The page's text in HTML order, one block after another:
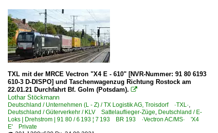
TXL mit der MRCE Vectron "X4 E - 610" [NVR-Nummer: 91 80 6193
610-3 D-DISPO] und Taschenwagenzug Richtung Rostock am
22.01.21 Durchfahrt Bf. Golm (Potsdam). 
Lothar Stöckmann
Deutschland / Unternehmen (L - Z) / TX Logistik AG, Troisdorf ·TXL·,
Deutschland / Güterverkehr / KLV Sattelauflieger-Züge, Deutschland / E-
Loks | Drehstrom | 91 80 / 6 193 ¦ 7 193 BR 193 ·Vectron AC/MS· 'X4
E' Private